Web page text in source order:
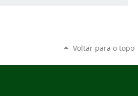
Voltar para o topo